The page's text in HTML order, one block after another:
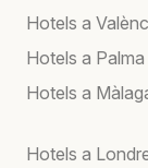
Hotels a
Hotels a Palma
Hotels a
Hotels a